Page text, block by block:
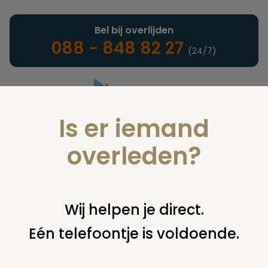
Landelijke uitvaartonderneming
Bel bij overlijden
088 - 848 82 27 (24/7)
U bent hier: home verzekeringen overige financiering uit
overzetten verzekering nieuwe bankrekening
Is er iemand
overleden?
Wij helpen je direct.
Eén telefoontje is voldoende.